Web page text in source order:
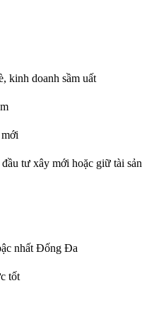
kinh doanh sầm uất
tư xây mới hoặc giữ tài sản
nhất Đống Đa
tốt